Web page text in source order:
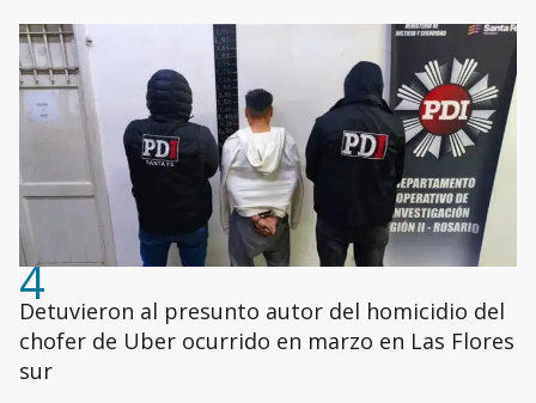
4
Detuvieron al presunto autor del homicidio del
chofer de Uber ocurrido en marzo en Las Flores
sur